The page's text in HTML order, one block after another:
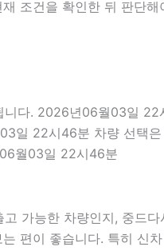
조건을 확인한 뒤 판단
다. 2026년06월03일
일 22시46분 차량 선택
월03일 22시46분
가능한 차량인지, 중드
편이 좋습니다. 특히